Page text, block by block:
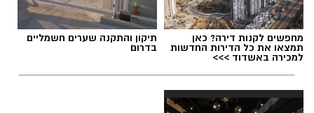
מחפשים לקנות דירה? כאן
תמצאו את כל הדירות החדשות
למכירה באשדוד >>>
תיקון והתקנה שערים חשמליים
בדרום